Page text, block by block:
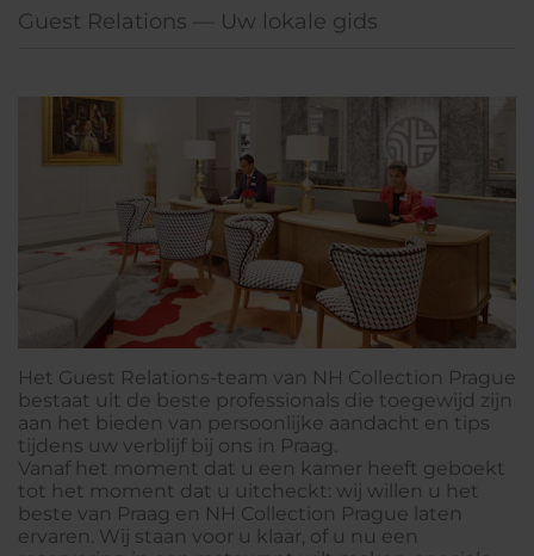
Guest Relations — Uw lokale gids
Het Guest Relations-team van NH Collection Prague
bestaat uit de beste professionals die toegewijd zijn
aan het bieden van persoonlijke aandacht en tips
tijdens uw verblijf bij ons in Praag.
Vanaf het moment dat u een kamer heeft geboekt
tot het moment dat u uitcheckt: wij willen u het
beste van Praag en NH Collection Prague laten
ervaren. Wij staan voor u klaar, of u nu een